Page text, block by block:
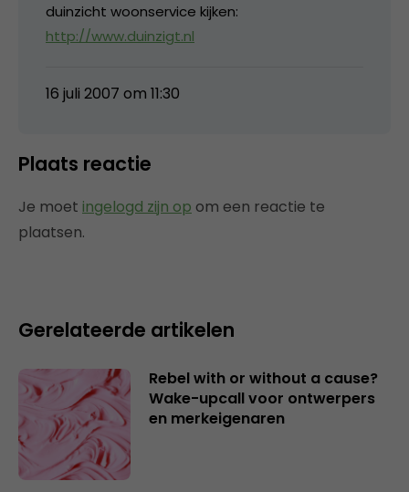
duinzicht woonservice kijken:
http://www.duinzigt.nl
16 juli 2007 om 11:30
Plaats reactie
Je moet ingelogd zijn op om een reactie te
plaatsen.
Gerelateerde artikelen
Rebel with or without a cause?
Wake-upcall voor ontwerpers
en merkeigenaren